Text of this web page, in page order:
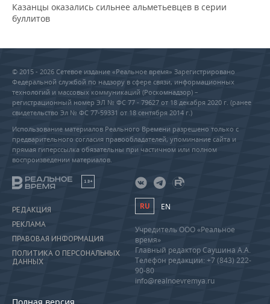
Казанцы оказались сильнее альметьевцев в серии
буллитов
© 2015 - 2026 Сетевое издание «Реальное время» Зарегистрировано
Федеральной службой по надзору в сфере связи, информационных
технологий и массовых коммуникаций (Роскомнадзор) –
регистрационный номер ЭЛ № ФС 77 - 79627 от 18 декабря 2020 г. (ранее
свидетельство Эл № ФС 77-59331 от 18 сентября 2014 г.)
Использование материалов Реального Времени разрешено только с
предварительного согласия правообладателей, упоминание сайта и
прямая гиперссылка обязательны при частичном или полном
воспроизведении материалов.
18+
РЕДАКЦИЯ
РЕКЛАМА
ПРАВОВАЯ ИНФОРМАЦИЯ
ПОЛИТИКА О ПЕРСОНАЛЬНЫХ
ДАННЫХ
Полная версия
RU EN
Учредитель ООО «Реальное
время»
Главный редактор Саушина А.А.
Телефон редакции: +7 (843) 222-
90-80
info@realnoevremya.ru